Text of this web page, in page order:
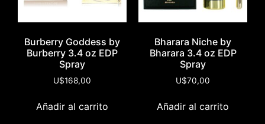
Burberry Goddess by
Burberry 3.4 oz EDP
Spray
U$168,00
Añadir al carrito
Bharara Niche by
Bharara 3.4 oz EDP
Spray
U$70,00
Añadir al carrito